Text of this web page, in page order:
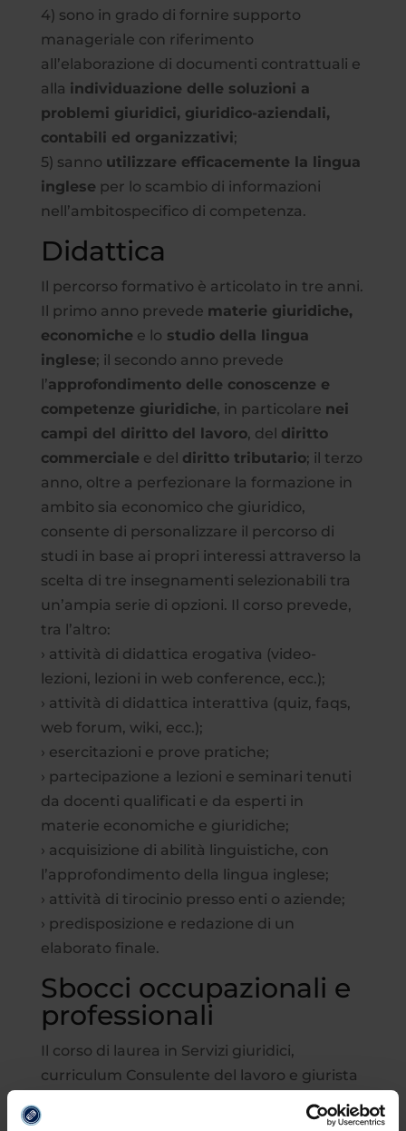
4) sono in grado di fornire supporto
manageriale con riferimento
all’elaborazione di documenti contrattuali e
alla individuazione delle soluzioni a
problemi giuridici, giuridico-aziendali,
contabili ed organizzativi;
5) sanno utilizzare efficacemente la lingua
inglese per lo scambio di informazioni
nell’ambitospecifico di competenza.
Didattica
Il percorso formativo è articolato in tre anni.
Il primo anno prevede materie giuridiche,
economiche e lo studio della lingua
inglese; il secondo anno prevede
l’approfondimento delle conoscenze e
competenze giuridiche, in particolare nei
campi del diritto del lavoro, del diritto
commerciale e del diritto tributario; il terzo
anno, oltre a perfezionare la formazione in
ambito sia economico che giuridico,
consente di personalizzare il percorso di
studi in base ai propri interessi attraverso la
scelta di tre insegnamenti selezionabili tra
un’ampia serie di opzioni. Il corso prevede,
tra l’altro:
› attività di didattica erogativa (video-
lezioni, lezioni in web conference, ecc.);
› attività di didattica interattiva (quiz, faqs,
web forum, wiki, ecc.);
› esercitazioni e prove pratiche;
› partecipazione a lezioni e seminari tenuti
da docenti qualificati e da esperti in
materie economiche e giuridiche;
› acquisizione di abilità linguistiche, con
l’approfondimento della lingua inglese;
› attività di tirocinio presso enti o aziende;
› predisposizione e redazione di un
elaborato finale.
Sbocci occupazionali e
professionali
Il corso di laurea in Servizi giuridici,
curriculum Consulente del lavoro e giurista
prepara alla professione di
›
consulente in ambito giuslavorativo